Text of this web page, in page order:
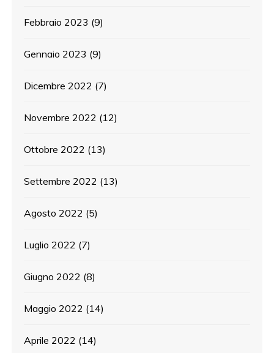
Febbraio 2023 (9)
Gennaio 2023 (9)
Dicembre 2022 (7)
Novembre 2022 (12)
Ottobre 2022 (13)
Settembre 2022 (13)
Agosto 2022 (5)
Luglio 2022 (7)
Giugno 2022 (8)
Maggio 2022 (14)
Aprile 2022 (14)